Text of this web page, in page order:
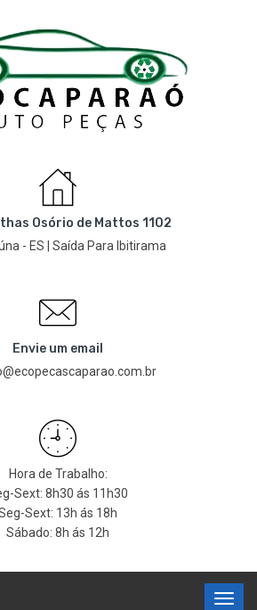
Osório de Mattos 1102
- ES | Saída Para Ibitirama
Envie um email
Hora de Trabalho:
Sext: 8h30 ás 11h30
Sext: 13h ás 18h
Sábado: 8h ás 12h